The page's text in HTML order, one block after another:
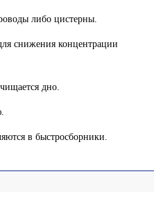
либо цистерны.
снижения концентрации
дно.
в быстросборники.